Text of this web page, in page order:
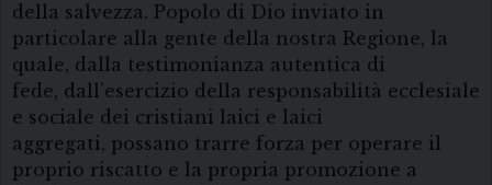
della salvezza. Popolo di Dio inviato in
particolare alla gente della nostra Regione, la
quale, dalla testimonianza autentica di
fede, dall’esercizio della responsabilità ecclesiale
e sociale dei cristiani laici e laici
aggregati, possano trarre forza per operare il
proprio riscatto e la propria promozione a